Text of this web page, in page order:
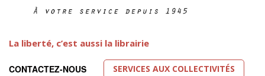
La liberté, c’est aussi la librairie
CONTACTEZ-NOUS
SERVICES AUX COLLECTIVITÉS